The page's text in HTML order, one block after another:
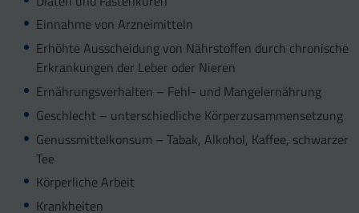
Einnahme von Arzneimitteln
Erhöhte Ausscheidung von Nährstoffen durch chronische
Erkrankungen der Leber oder Nieren
Ernährungsverhalten – Fehl- und Mangelernährung
Geschlecht – unterschiedliche Körperzusammensetzung
Genussmittelkonsum – Tabak, Alkohol, Kaffee, schwarzer
Tee
Körperliche Arbeit
Krankheiten